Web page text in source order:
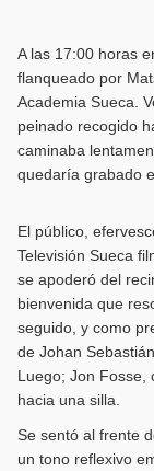
A las 17:00 horas
flanqueado por
Academia Sueca.
peinado recogido
caminaba
quedaría grabado
El público,
Televisión Sueca
se apoderó del
bienvenida que
seguido, y como
de Johan
Luego; Jon Fosse,
hacia una silla.
Se sentó al frente
un tono reflexivo